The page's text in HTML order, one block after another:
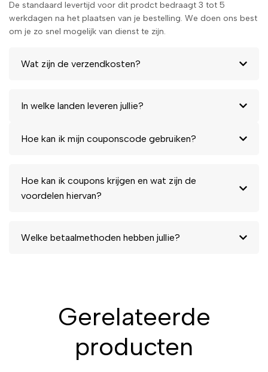
De standaard levertijd voor dit prodct bedraagt 3 tot 5
werkdagen na het plaatsen van je bestelling. We doen ons best
om je zo snel mogelijk van dienst te zijn.
Wat zijn de verzendkosten?
In welke landen leveren jullie?
Hoe kan ik mijn couponscode gebruiken?
Hoe kan ik coupons krijgen en wat zijn de
voordelen hiervan?
Welke betaalmethoden hebben jullie?
Gerelateerde
producten